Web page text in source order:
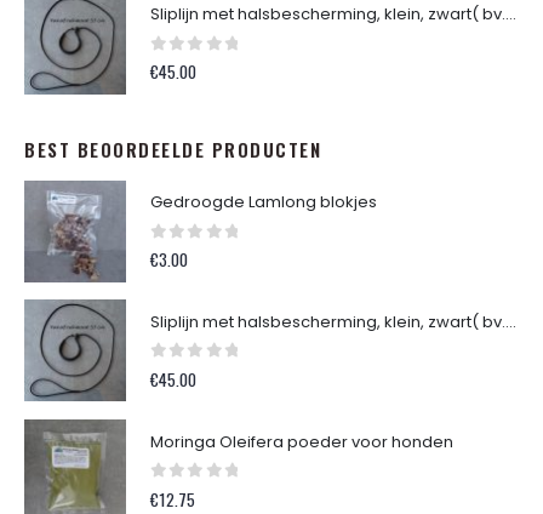
Sliplijn met halsbescherming, klein, zwart( bv. Dwerg Teckel )
0out of 5
€45.00
BEST BEOORDEELDE PRODUCTEN
Gedroogde Lamlong blokjes
0out of 5
€3.00
Sliplijn met halsbescherming, klein, zwart( bv. Dwerg Teckel )
0out of 5
€45.00
Moringa Oleifera poeder voor honden
0out of 5
€12.75